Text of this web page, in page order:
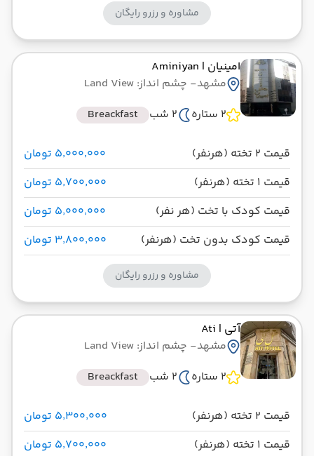
مشاوره و رزرو رایگان
امینیان | Aminiyan
مشهد- چشم انداز: Land View
2 ستاره
2 شب Breackfast
قیمت 2 تخته (هرنفر)
۵٬۰۰۰٬۰۰۰ تومان
قیمت 1 تخته (هرنفر)
۵٬۷۰۰٬۰۰۰ تومان
قیمت کودک با تخت (هر نفر)
۵٬۰۰۰٬۰۰۰ تومان
قیمت کودک بدون تخت (هرنفر)
۳٬۸۰۰٬۰۰۰ تومان
مشاوره و رزرو رایگان
آتی | Ati
مشهد- چشم انداز: Land View
2 ستاره
2 شب Breackfast
قیمت 2 تخته (هرنفر)
۵٬۳۰۰٬۰۰۰ تومان
قیمت 1 تخته (هرنفر)
۵٬۷۰۰٬۰۰۰ تومان